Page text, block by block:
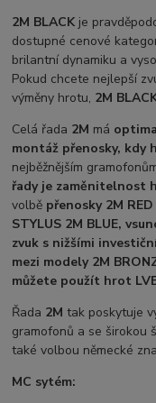
2M BLACK je
dostupné cenové
brilantní dynamiku a
Pokud chcete nejlepší
výměny hrotu, 2M
Celá řada 2M má
montáž přenosky,
nejběžnějším
řady je zaměnitelnost
volbě přenosky 2M
STYLUS 2M BLUE,
zvuk s nižšími
mezi modely 2M
můžete použít hrot
Řada 2Mtak poskytuje
gramofonů a se širokou
také volbou německé
MC sytém: